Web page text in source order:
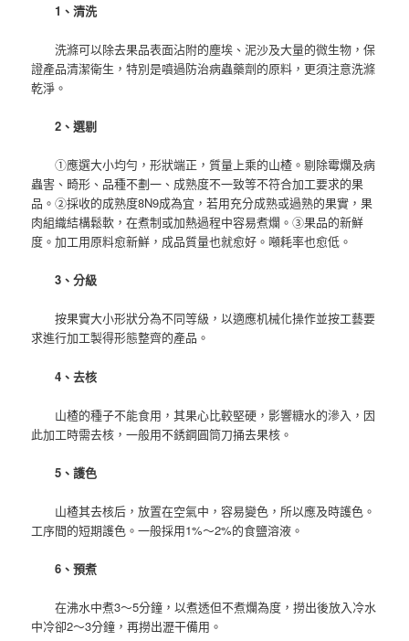
1、清洗
洗滌可以除去果品表面沾附的塵埃、泥沙及大量的微生物，保
證產品清潔衛生，特別是噴過防治病蟲藥劑的原料，更須注意洗滌
乾淨。
2、選剔
①應選大小均勻，形狀端正，質量上乘的山楂。剔除霉爛及病
蟲害、畸形、品種不劃一、成熟度不一致等不符合加工要求的果
品。②採收的成熟度8N9成為宜，若用充分成熟或過熟的果實，果
肉組織結構鬆軟，在煮制或加熱過程中容易煮爛。③果品的新鮮
度。加工用原料愈新鮮，成品質量也就愈好。噸耗率也愈低。
3、分級
按果實大小形狀分為不同等級，以適應机械化操作並按工藝要
求進行加工製得形態整齊的產品。
4、去核
山楂的種子不能食用，其果心比較堅硬，影響糖水的滲入，因
此加工時需去核，一般用不銹鋼圓筒刀捅去果核。
5、護色
山楂其去核后，放置在空氣中，容易變色，所以應及時護色。
工序間的短期護色。一般採用1%～2%的食鹽溶液。
6、預煮
在沸水中煮3～5分鐘，以煮透但不煮爛為度，撈出後放入冷水
中冷卻2～3分鐘，再撈出瀝干備用。